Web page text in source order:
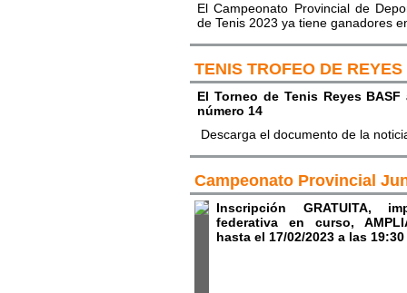
El Campeonato Provincial de
de Tenis 2023 ya tiene ganadores
TENIS TROFEO DE REYES
El Torneo de Tenis Reyes
número 14
Descarga el documento de la
Campeonato Provincial
Inscripción GRATUITA,
federativa en curso,
hasta el 17/02/2023 a las